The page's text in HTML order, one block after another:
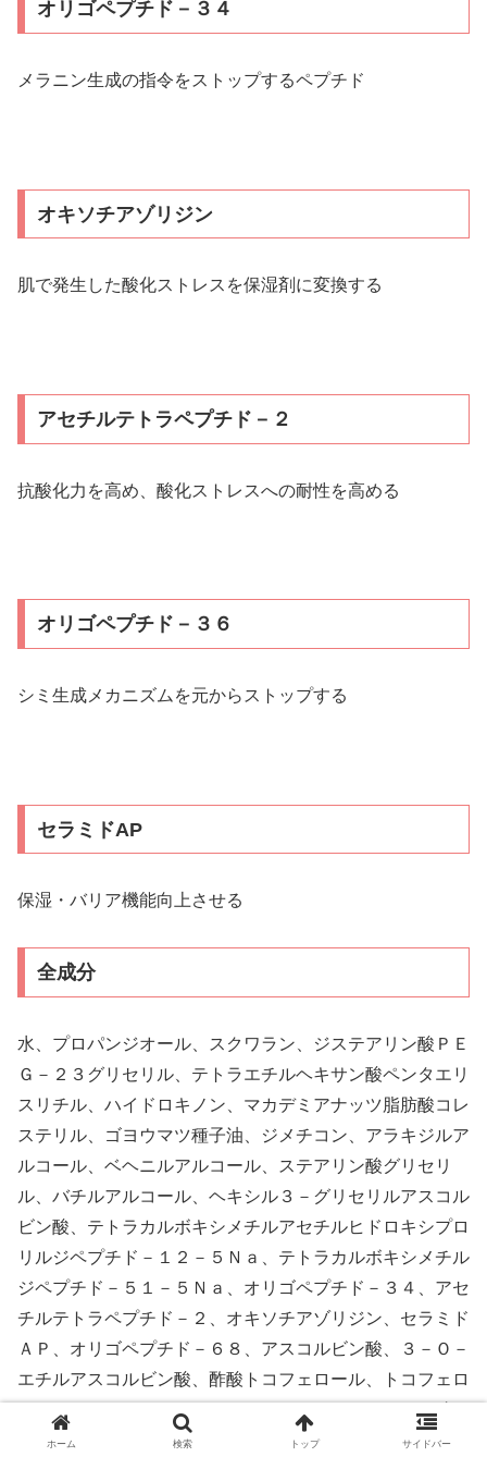
オリゴペプチド－３４
メラニン生成の指令をストップするペプチド
オキソチアゾリジン
肌で発生した酸化ストレスを保湿剤に変換する
アセチルテトラペプチド－２
抗酸化力を高め、酸化ストレスへの耐性を高める
オリゴペプチド － ３６
シミ生成メカニズムを元からストップする
セラミドAP
保湿・バリア機能向上させる
全成分
水、プロパンジオール、スクワラン、ジステアリン酸ＰＥ
Ｇ－２３グリセリル、テトラエチルヘキサン酸ペンタエリ
スリチル、ハイドロキノン、マカデミアナッツ脂肪酸コレ
ステリル、ゴヨウマツ種子油、ジメチコン、アラキジルア
ルコール、ベヘニルアルコール、ステアリン酸グリセリ
ル、バチルアルコール、ヘキシル３－グリセリルアスコル
ビン酸、テトラカルボキシメチルアセチルヒドロキシプロ
リルジペプチド－１２－５Ｎａ、テトラカルボキシメチル
ジペプチド－５１－５Ｎａ、オリゴペプチド－３４、アセ
チルテトラペプチド－２、オキソチアゾリジン、セラミド
ＡＰ、オリゴペプチド－６８、アスコルビン酸、３－Ｏ－
エチルアスコルビン酸、酢酸トコフェロール、トコフェロ
ール、ステアロイルメチルタウリンＮａ、ステアリン酸コ
レステリル、コレステロール、オレイン酸ポリグリセリル
ホーム 検索 トップ サイドバー